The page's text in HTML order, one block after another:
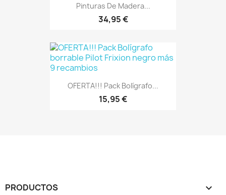
Pinturas De Madera...
34,95 €
OFERTA!!! Pack Bolígrafo...
15,95 €
PRODUCTOS 